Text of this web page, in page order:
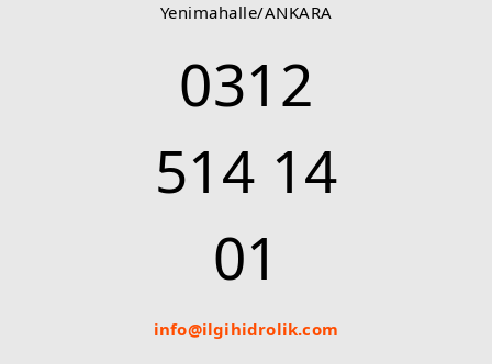
Yenimahalle/ANKARA
0312
514 14
01
info@ilgihidrolik.com